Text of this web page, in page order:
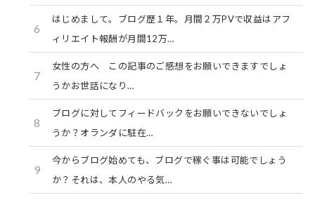
6
はじめまして。ブログ歴１年。月間２万PVで収益はアフ
ィリエイト報酬が月間12万…
7
女性の方へ この記事のご感想をお願いできますでしょ
うかお世話になり…
8
ブログに対してフィードバックをお願いできないでしょ
うか？オランダに駐在…
9
今からブログ始めても、ブログで稼ぐ事は可能でしょう
か？それは、本人のやる気…